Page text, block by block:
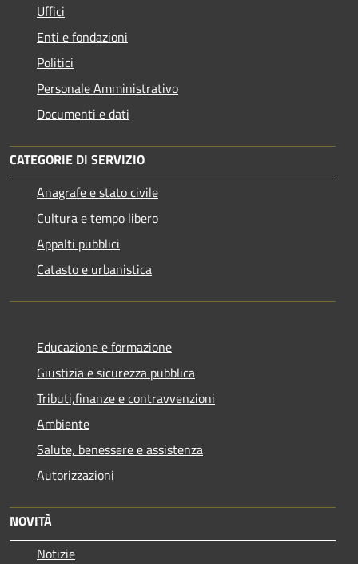
Uffici
Enti e fondazioni
Politici
Personale Amministrativo
Documenti e dati
CATEGORIE DI SERVIZIO
Anagrafe e stato civile
Cultura e tempo libero
Appalti pubblici
Catasto e urbanistica
Educazione e formazione
Giustizia e sicurezza pubblica
Tributi,finanze e contravvenzioni
Ambiente
Salute, benessere e assistenza
Autorizzazioni
NOVITÀ
Notizie